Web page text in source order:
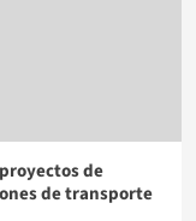
de
de transporte